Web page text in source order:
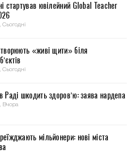
стартував ювілейний Global Teacher
Сьогодні
«живі щити» біля
Сьогодні
Раді шкодить здоров’ю: заява нардепа
Вчора
мільйонери: нові міста